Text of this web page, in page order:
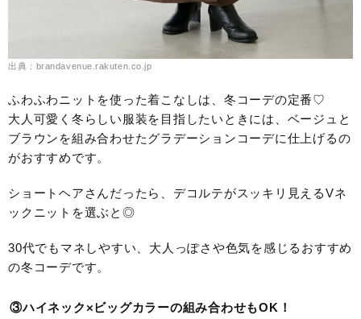
出典：brandavenue.rakuten.co.jp
ふわふわニットを使った着こなしは、冬コーデの定番♡
大人可愛く冬らしい服装を目指したいときには、ベージュと
ブラウンを組み合わせたグラデーションコーデに仕上げるの
がおすすめです。
ショートヘアさんだったら、デコルテがスッキリ見えるVネ
ックニットを選ぶと◎
30代でもマネしやすい、大人っぽさや色気を感じるおすすめ
の冬コーデです。
③ハイネック×ビッグカラーの組み合わせもOK！